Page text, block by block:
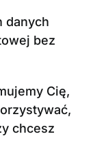
danych
bez
Cię,
chcesz